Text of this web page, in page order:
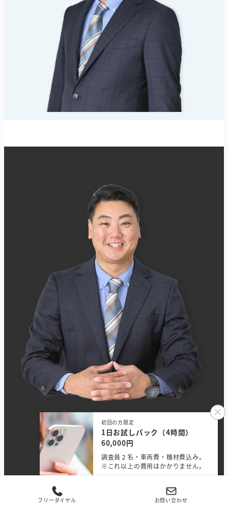
悩み解決のお手伝いなら
私たちにお任せください！
24時間相談無料
1日お試しパック（4時間）
60,000円
初回の方限定
調査員２名・車両費・機材費込み。
※これ以上の費用はかかりません。
無料相談する
フリーダイヤル お問い合わせ